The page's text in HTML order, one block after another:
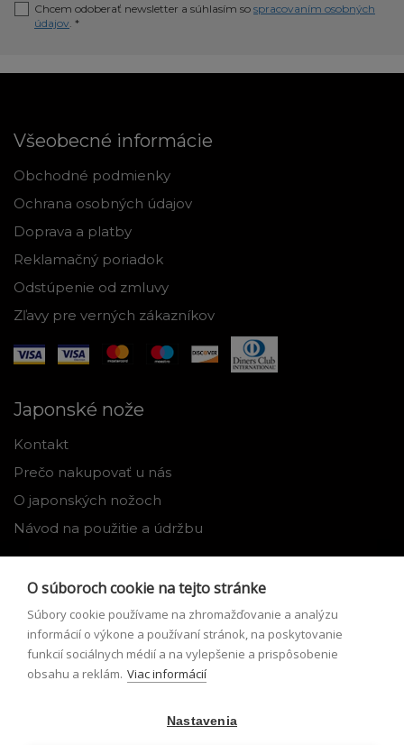
Chcem odoberať newsletter a súhlasím so spracovaním osobných
údajov . *
Všeobecné informácie
Obchodné podmienky
Ochrana osobných údajov
Doprava a platby
Reklamačný poriadok
Odstúpenie od zmluvy
Zľavy pre verných zákazníkov
Japonské nože
Kontakt
Prečo nakupovať u nás
O japonských nožoch
Návod na použitie a údržbu
Môj profil
Zabudnuté heslo
O súboroch cookie na tejto stránke
Súbory cookie používame na zhromažďovanie a analýzu
informácií o výkone a používaní stránok, na poskytovanie
funkcií sociálnych médií a na vylepšenie a prispôsobenie
obsahu a reklám. Viac informácií
Nastavenia